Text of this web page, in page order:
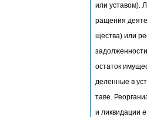
или уставом).
ращения
щества) или
остаток
деленные в
таве.
и ликвидации